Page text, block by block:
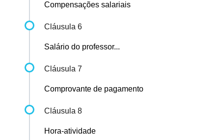
Compensações salariais
Cláusula 6
Salário do professor...
Cláusula 7
Comprovante de pagamento
Cláusula 8
Hora-atividade